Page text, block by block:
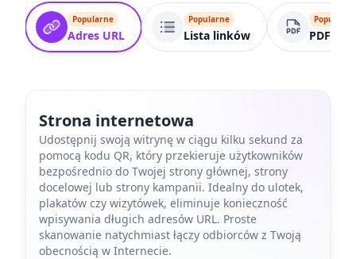
Popularne
Adres URL
Popularne
Lista linków
Popularne
PDF
Strona internetowa
Udostępnij swoją witrynę w ciągu kilku sekund za
pomocą kodu QR, który przekieruje użytkowników
bezpośrednio do Twojej strony głównej, strony
docelowej lub strony kampanii. Idealny do ulotek,
plakatów czy wizytówek, eliminuje konieczność
wpisywania długich adresów URL. Proste
skanowanie natychmiast łączy odbiorców z Twoją
obecnością w Internecie.